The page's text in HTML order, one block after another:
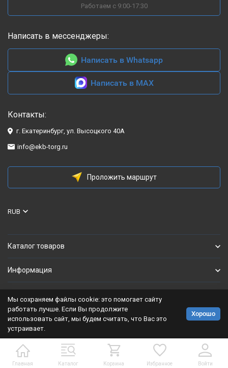
Главная Каталог Корзина Избранное Войти
Работаем с 9:00-17:30
Написать в мессенджеры:
Написать в Whatsapp
Написать в MAX
Контакты:
г. Екатеринбург, ул. Высоцкого 40А
info@ekb-torg.ru
Проложить маршрут
RUB
Каталог товаров
Информация
Политика персональных данных
Разработано вbodysite.ru
Мы сохраняем файлы cookie: это помогает сайту
работать лучше. Если Вы продолжите
использовать сайт, мы будем считать, что Вас это
устраивает.
Хорошо